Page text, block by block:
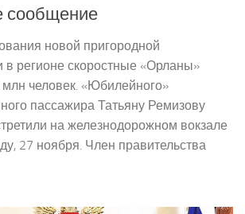
сообщение
новой пригородной
в регионе скоростные «Орланы»
человек. «Юбилейного»
пассажира Татьяну Ремизову
на железнодорожном вокзале
27 ноября. Член правительства